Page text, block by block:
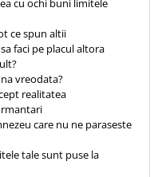
cu ochi buni limitele
ce spun altii
faci pe placul altora
vreodata?
realitatea
care nu ne paraseste
tale sunt puse la